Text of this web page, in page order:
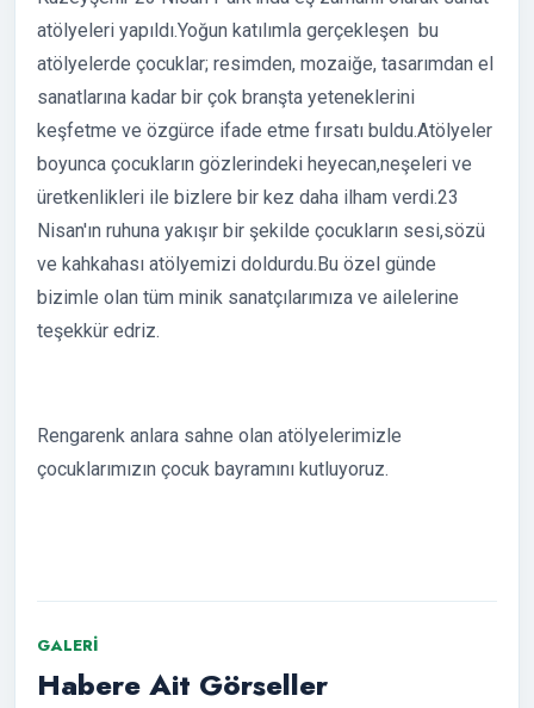
atölyeleri yapıldı.Yoğun katılımla gerçekleşen bu
atölyelerde çocuklar; resimden, mozaiğe, tasarımdan el
sanatlarına kadar bir çok branşta yeteneklerini
keşfetme ve özgürce ifade etme fırsatı buldu.Atölyeler
boyunca çocukların gözlerindeki heyecan,neşeleri ve
üretkenlikleri ile bizlere bir kez daha ilham verdi.23
Nisan'ın ruhuna yakışır bir şekilde çocukların sesi,sözü
ve kahkahası atölyemizi doldurdu.Bu özel günde
bizimle olan tüm minik sanatçılarımıza ve ailelerine
teşekkür edriz.
Rengarenk anlara sahne olan atölyelerimizle
çocuklarımızın çocuk bayramını kutluyoruz.
GALERI
Habere Ait Görseller